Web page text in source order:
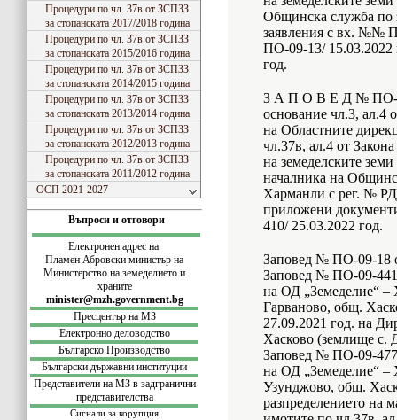
Процедури по чл. 37в от ЗСПЗЗ
за стопанската 2017/2018 година
Процедури по чл. 37в от ЗСПЗЗ
за стопанската 2015/2016 година
Процедури по чл. 37в от ЗСПЗЗ
за стопанската 2014/2015 година
Процедури по чл. 37в от ЗСПЗЗ
за стопанската 2013/2014 година
Процедури по чл. 37в от ЗСПЗЗ
за стопанската 2012/2013 година
Процедури по чл. 37в от ЗСПЗЗ
за стопанската 2011/2012 година
ОСП 2021-2027
Въпроси и отговори
Електронен адрес на
Пламен Абровски министър на
Министерство на земеделието и
храните
minister@mzh.government.bg
Пресцентър на МЗ
Електронно деловодство
Българско Производство
Български държавни институции
Представители на МЗ в задгранични
представителства
Сигнали за корупция
Общинска служба по
заявления с вх. №№
ПО-09-13/ 15.03.2022
год.
З А П О В Е Д № ПО-
основание чл.3, ал.4
на Областните
чл.37в, ал.4 от
на земеделските
началника на
Харманли с рег. №
приложени
410/ 25.03.2022 год.
Заповед № ПО-09-18
Заповед № ПО-09-
на ОД „Земеделие“ –
Гарваново, общ.
27.09.2021 год. на
Хасково (землище с.
Заповед № ПО-09-
на ОД „Земеделие“ –
Узунджово, общ.
разпределението на